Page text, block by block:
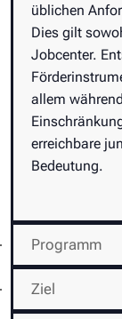
üblichen
Dies gilt
Jobcenter.
allem
erreichbare
Bedeutung.
Programm
Ziel